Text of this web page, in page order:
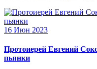
16 Июн 2023
Протоиерей Евгений
пьянки